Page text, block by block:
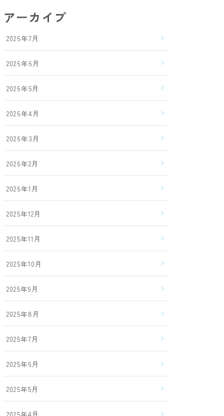
アーカイブ
2026年7月
2026年6月
2026年5月
2026年4月
2026年3月
2026年2月
2026年1月
2025年12月
2025年11月
2025年10月
2025年9月
2025年8月
2025年7月
2025年6月
2025年5月
2025年4月